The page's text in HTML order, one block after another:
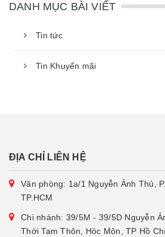
DANH MỤC BÀI VIẾT
Tin tức
Tin Khuyến mãi
ĐỊA CHỈ LIÊN HỆ
Văn phòng: 1a/1 Nguyễn Ảnh Thủ,
TP.HCM
Chi nhánh: 39/5M - 39/5D Nguyễn
Thới Tam Thôn, Hóc Môn, TP Hồ